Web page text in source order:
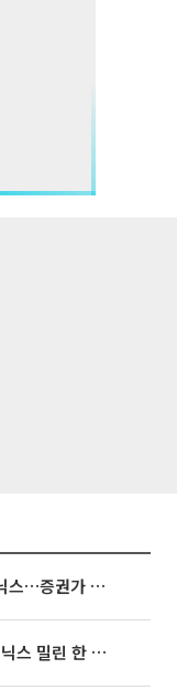
'불안과 기대 사이' 널뛰는 SK하이닉스…증권가 "HBM4·LTA 기반 펀터멘털 견고"
[베스트&워스트] 삼성전자·SK하이닉스 밀린 한 주…상상인증권은 85% 급등